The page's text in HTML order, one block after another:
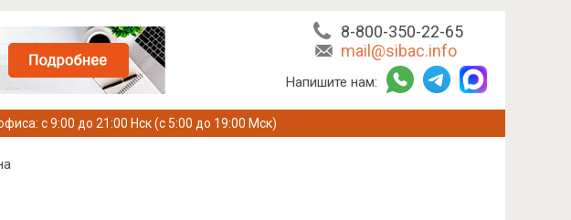
8-800-350-22-65
mail@sibac.info
Напишите нам:
с 9:00 до 21:00 Нск (с 5:00 до 19:00 Мск)